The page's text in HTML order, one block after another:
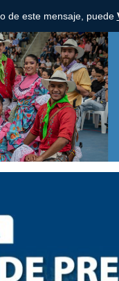
de este mensaje, puede